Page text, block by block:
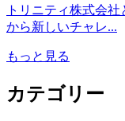
トリニティ株式会
から新しいチャレ...
もっと見る
カテゴリー